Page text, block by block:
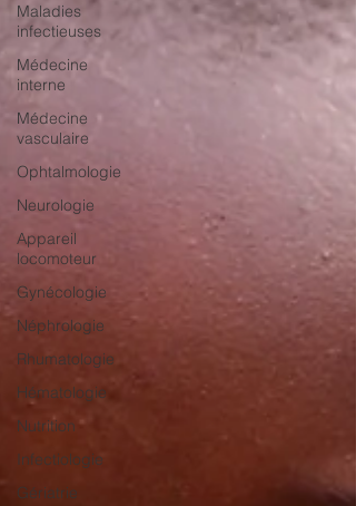
Maladies
infectieuses
Médecine
interne
Médecine
vasculaire
Ophtalmologie
Neurologie
Appareil
locomoteur
Gynécologie
Néphrologie
Rhumatologie
Hématologie
Nutrition
Infectiologie
Gériatrie